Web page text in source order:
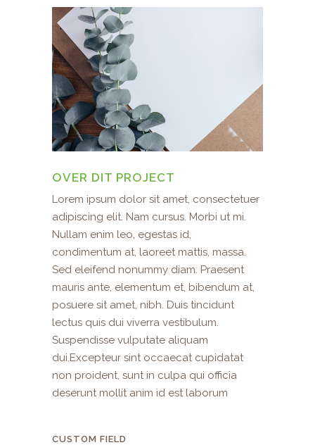
OVER DIT PROJECT
Lorem ipsum dolor sit amet, consectetuer
adipiscing elit. Nam cursus. Morbi ut mi.
Nullam enim leo, egestas id,
condimentum at, laoreet mattis, massa.
Sed eleifend nonummy diam. Praesent
mauris ante, elementum et, bibendum at,
posuere sit amet, nibh. Duis tincidunt
lectus quis dui viverra vestibulum.
Suspendisse vulputate aliquam
dui.Excepteur sint occaecat cupidatat
non proident, sunt in culpa qui officia
deserunt mollit anim id est laborum
CUSTOM FIELD